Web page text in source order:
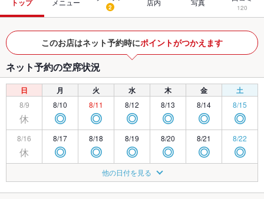
トップ メニュー 2 店内 写真
120
このお店はネット予約時にポイントがつかえます
ネット予約の空席状況
日 月 火 水 木 金 土
8/9
休
8/10
◎
8/11
◎
8/12
◎
8/13
◎
8/14
◎
8/15
◎
8/16
休
8/17
◎
8/18
◎
8/19
◎
8/20
◎
8/21
◎
8/22
◎
休 ◎
8/25
◎
8/26
◎
8/27
◎ ◎ ◎
他の日付を見る